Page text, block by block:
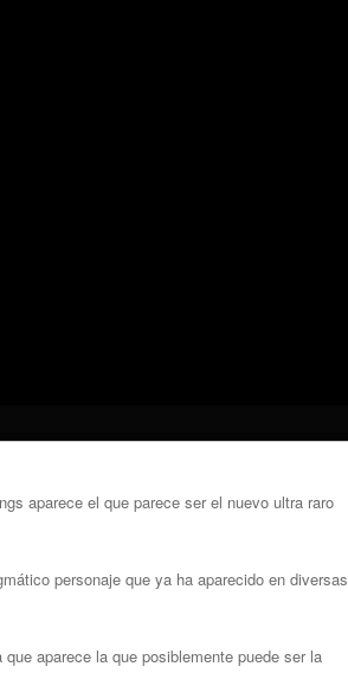
aparece el que parece ser el nuevo ultra raro
personaje que ya ha aparecido en diversas
aparece la que posiblemente puede ser la